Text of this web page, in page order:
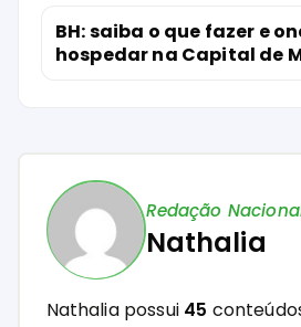
BH: saiba o que fazer e
hospedar na Capital de
Redação
Nathalia
Nathalia possui 45